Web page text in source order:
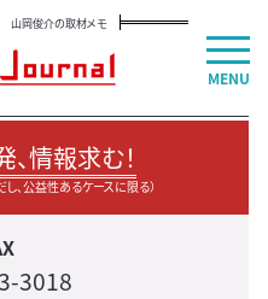
山岡俊介の取材メモ
情報求む！
、公益性あるケースに限る）
3018
MENU